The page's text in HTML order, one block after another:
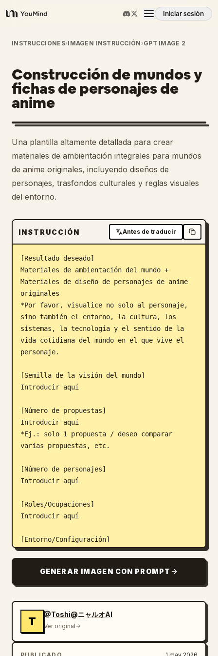
YouMind
Iniciar sesión
Resumen
Casos de uso
Habilidades
Prompts
Precios
Descargar
Blog
Actualizaciones
INSTRUCCIONES›IMAGEN INSTRUCCIÓN ›GPT IMAGE 2
Construcción de mundos y
fichas de personajes de
anime
Una plantilla altamente detallada para crear
materiales de ambientación integrales para mundos
de anime originales, incluyendo diseños de
personajes, trasfondos culturales y reglas visuales
del entorno.
INSTRUCCIÓN Antes de traducir
[Resultado deseado]
Materiales de ambientación del mundo +
Materiales de diseño de personajes de anime
originales
*Por favor, visualice no solo al personaje,
sino también el entorno, la cultura, los
sistemas, la tecnología y el sentido de la
vida cotidiana del mundo en el que vive el
personaje.
[Semilla de la visión del mundo]
Introducir aquí
[Número de propuestas]
Introducir aquí
*Ej.: solo 1 propuesta / deseo comparar
varias propuestas, etc.
[Número de personajes]
Introducir aquí
[Roles/Ocupaciones]
Introducir aquí
[Entorno/Configuración]
Introducir aquí
parámetros para el clima, el terreno, los
recursos, los peligros, el transporte y los
clave introducidas.
[Sociedad/Sistemas]
Introducir aquí
GENERAR IMAGEN CON PROMPT
T
@Toshi@ニャルオAI
Ver original